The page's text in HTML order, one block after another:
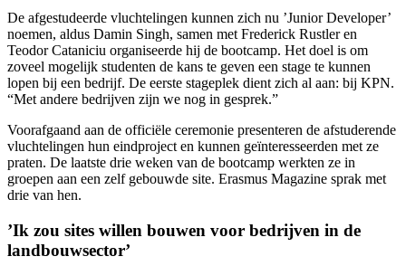
De afgestudeerde vluchtelingen kunnen zich nu ’Junior Developer’
noemen, aldus Damin Singh, samen met Frederick Rustler en
Teodor Cataniciu organiseerde hij de bootcamp. Het doel is om
zoveel mogelijk studenten de kans te geven een stage te kunnen
lopen bij een bedrijf. De eerste stageplek dient zich al aan: bij KPN.
“Met andere bedrijven zijn we nog in gesprek.”
Voorafgaand aan de officiële ceremonie presenteren de afstuderende
vluchtelingen hun eindproject en kunnen geïnteresseerden met ze
praten. De laatste drie weken van de bootcamp werkten ze in
groepen aan een zelf gebouwde site. Erasmus Magazine sprak met
drie van hen.
’Ik zou sites willen bouwen voor bedrijven in de
landbouwsector’